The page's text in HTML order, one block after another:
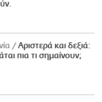
Αριστερά και δεξιά:
πια τι σημαίνουν;